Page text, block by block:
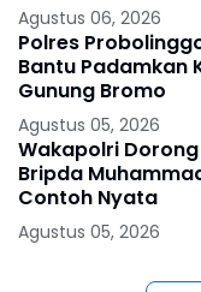
Agustus 06, 2026
Polres
Bantu Padamkan
Gunung Bromo
Agustus 05, 2026
Wakapolri
Bripda
Contoh Nyata
Agustus 05, 2026